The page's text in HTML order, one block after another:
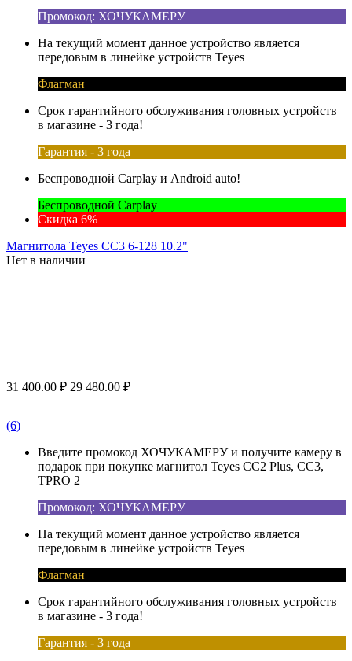
Промокод: ХОЧУКАМЕРУ
На текущий момент данное устройство является
передовым в линейке устройств Teyes
Флагман
Срок гарантийного обслуживания головных устройств
в магазине - 3 года!
Гарантия - 3 года
Беспроводной Carplay и Android auto!
Беспроводной Carplay
Скидка 6%
Магнитола Teyes CC3 6-128 10.2"
Нет в наличии
31 400.00 ₽ 29 480.00 ₽
(6)
Введите промокод ХОЧУКАМЕРУ и получите камеру в
подарок при покупке магнитол Teyes CC2 Plus, CC3,
TPRO 2
Промокод: ХОЧУКАМЕРУ
На текущий момент данное устройство является
передовым в линейке устройств Teyes
Флагман
Срок гарантийного обслуживания головных устройств
в магазине - 3 года!
Гарантия - 3 года